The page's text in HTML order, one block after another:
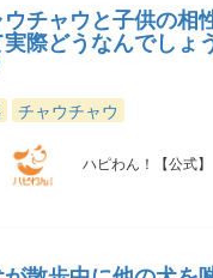
チャウと子供の相
際どうなんでしょ
チャウチャウ
ハピわん！【公式】